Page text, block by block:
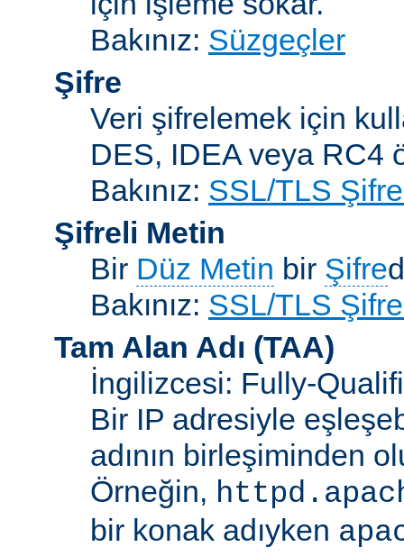
Bakınız: Süzgeçler
Şifre
Veri şifrelemek için
DES, IDEA veya RC4
Bakınız: SSL/TLS
Şifreli Metin
Bir Düz Metin bir Şifre
Bakınız: SSL/TLS
Tam Alan Adı (TAA)
İngilizcesi: Fully-
Bir IP adresiyle
adının birleşiminden
Örneğin,
bir konak adıyken